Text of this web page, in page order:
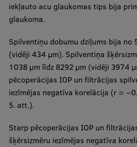
iekļauto acu glaukomas tips bija
glaukoma.
Spilventiņu dobumu dziļums bija no
(vidēji 434 μm). Spilventiņa
1038 μm līdz 8292 μm (vidēji 3974
pēcoperācijas IOP un filtrācijas
iezīmējas negatīva korelācija (r =
5. att.).
Starp pēcoperācijas IOP un
šķērsizmēru iezīmējas negatīva